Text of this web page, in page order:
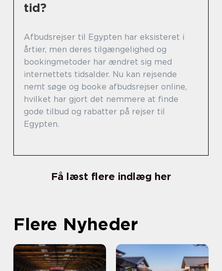
tid?
Afbudsrejser til Egypten har eksisteret i
årtier, men deres tilgængelighed og
bookingmetoder har ændret sig med
internettets tidsalder. Nu kan rejsende
nemt søge og booke afbudsrejser online,
hvilket har gjort det nemmere at finde
gode tilbud og rabatter på rejser til
Egypten.
Få læst flere indlæg her
Flere Nyheder